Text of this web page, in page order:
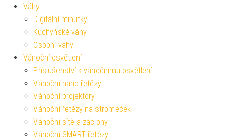
Váhy
Digitální minutky
Kuchyňské váhy
Osobní váhy
Vánoční osvětlení
Příslušenství k vánočnímu osvětlení
Vánoční nano řetězy
Vánoční projektory
Vánoční řetězy na stromeček
Vánoční sítě a záclony
Vánoční SMART řetězy